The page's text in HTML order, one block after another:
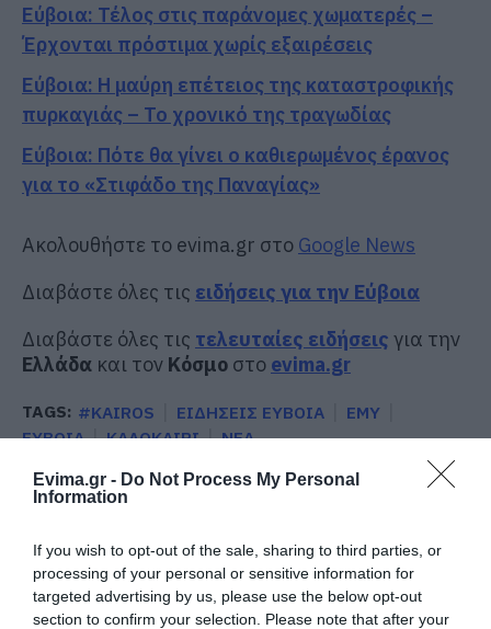
Evima.gr - Do Not Process My Personal
Information
If you wish to opt-out of the sale, sharing to third parties, or
processing of your personal or sensitive information for
targeted advertising by us, please use the below opt-out
section to confirm your selection. Please note that after your
Εύβοια: Τέλος στις παράνομες χωματερές –
Έρχονται πρόστιμα χωρίς εξαιρέσεις
Εύβοια: Η μαύρη επέτειος της καταστροφικής
πυρκαγιάς – Το χρονικό της τραγωδίας
Εύβοια: Πότε θα γίνει ο καθιερωμένος έρανος
για το «Στιφάδο της Παναγίας»
Ακολουθήστε το evima.gr στο Google News
Διαβάστε όλες τις ειδήσεις για την Εύβοια
Διαβάστε όλες τις τελευταίες ειδήσεις για την
Ελλάδα και τον Κόσμο στο evima.gr
TAGS: #KAIROS ΕΙΔΗΣΕΙΣ ΕΥΒΟΙΑ
ΕΜΥ
ΕΥΒΟΙΑ
ΚΑΛΟΚΑΙΡΙ ΝΕΑ
ΡΟΗ ΕΙΔΗΣΕΩΝ
09.08.2026 | 00:10